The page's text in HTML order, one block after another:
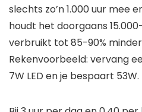
slechts zo’n 1.000 uur mee
houdt het doorgaans
verbruikt tot 85-90%
Rekenvoorbeeld: vervang
7W LED en je bespaart 53W.